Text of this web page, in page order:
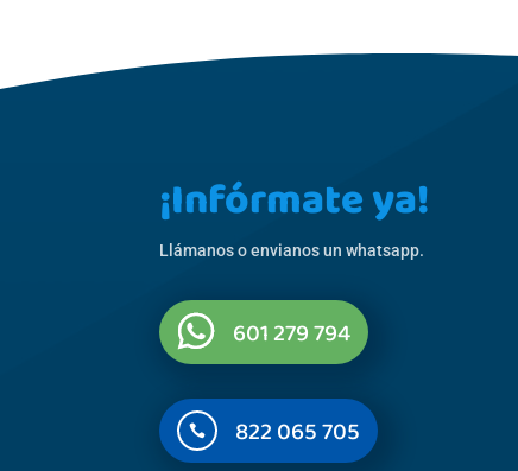
¡Infórmate ya!
Llámanos o envianos un whatsapp.
601 279 794
 822 065 705